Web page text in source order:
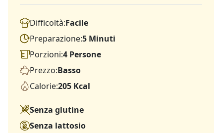
Difficoltà:Facile
Preparazione:5 Minuti
Porzioni:4 Persone
Prezzo:Basso
Calorie:205 Kcal
Senza glutine
Senza lattosio